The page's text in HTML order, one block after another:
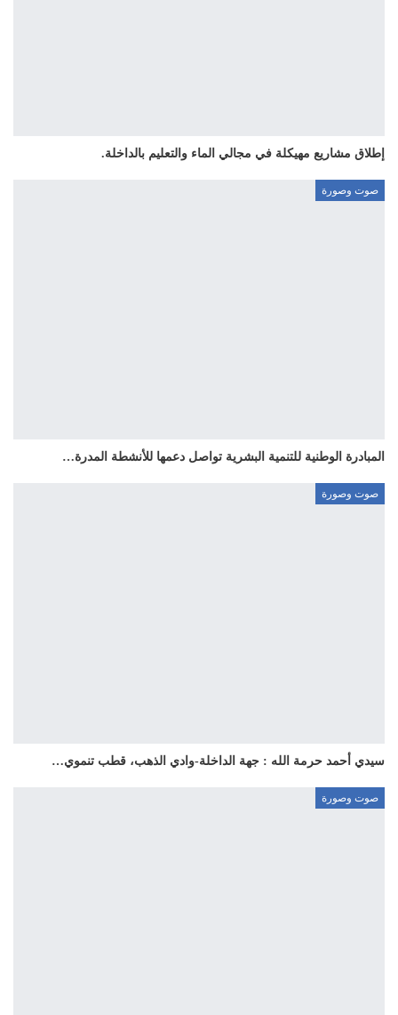
إطلاق مشاريع مهيكلة في مجالي الماء والتعليم بالداخلة.
صوت وصورة
المبادرة الوطنية للتنمية البشرية تواصل دعمها للأنشطة المدرة…
صوت وصورة
سيدي أحمد حرمة الله : جهة الداخلة-وادي الذهب، قطب تنموي…
صوت وصورة